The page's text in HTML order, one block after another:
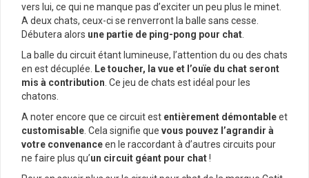
vers lui, ce qui ne manque pas d’exciter un peu plus le minet.
A deux chats, ceux-ci se renverront la balle sans cesse.
Débutera alors une partie de ping-pong pour chat
La balle du circuit étant lumineuse, l’attention du ou des chats
en est décuplée. Le toucher, la vue et l’ouïe du chat seront
mis à contribution . Ce jeu de chats est idéal pour les
chatons.
A noter encore que ce circuit est entièrement démontableet
customisable . Cela signifie que vous pouvez l’agrandir à
votre convenanceen le raccordant à d’autres circuits pour
ne faire plus qu’un circuit géant pour chat!